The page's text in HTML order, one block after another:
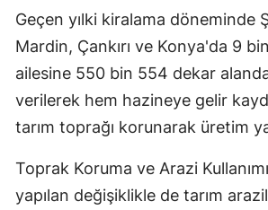
Geçen yılki kiralama döneminde
Mardin, Çankırı ve Konya'da 9
ailesine 550 bin 554 dekar
verilerek hem hazineye gelir
tarım toprağı korunarak üretim
Toprak Koruma ve Arazi
yapılan değişiklikle de tarım